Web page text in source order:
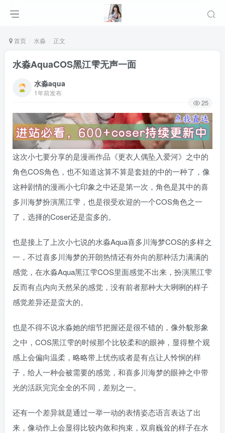
首页 水淼 正文
水淼AquaCOS黑江雫无声一面
水淼aqua
1年前发布
25
这次小七要分享的是漫画作品《更衣人偶坠入爱河》之中的
角色COS角色，也不知道这算不算是套娃的中的一种了，像
这种剧情的漫画小七印象之中还是第一次，角色是其中的喜
多川海梦扮演黑江雫，也是很受欢迎的一个COS角色之一
了，选择的Coser还是蛮多的。
也是接上了上次小七说的水淼Aqua喜多川海梦COS的多样之
一，不过喜多川海梦的开朗热情还有外向的那种活力满满的
感觉，在水淼Aqua黑江雫COS里面感觉不出来，扮演黑江雫
反而有点内向天然呆的感觉，没有前者那种大大咧咧的样子
感觉差异还是蛮大的。
也是不得不说水淼她的细节把握还是很不错的，像外貌形象
之中，COS黑江雫的时候那个比较柔和的眼神，显得整个观
感上会偏向温柔，略略带上忧伤或者是有点让人怜悯的样
子，给人一种会被需要的感觉，和喜多川海梦的眼神之中带
光的活跃完完全全的不同，差别之一。
还有一个差异就是通过一举一动的表情姿态语言表达了出
来，像动作上会显得比较内敛和拘束，双肩巍耸的样子在水